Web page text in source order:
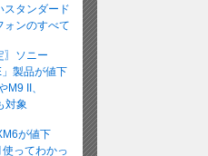
タンダード
ォンのすべて
〗ソニー
」製品が値下
M9 II、
対象
が値下
ってわかっ